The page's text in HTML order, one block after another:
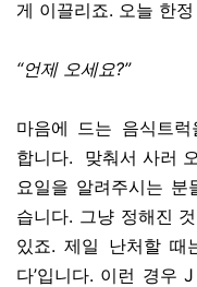
게 이끌리죠. 오늘 한
“언제 오세요?”
마음에 드는 음식트
합니다. 맞춰서 사러
요일을 알려주시는
습니다. 그냥 정해진
있죠. 제일 난처할 때
다’입니다. 이런 경우 J